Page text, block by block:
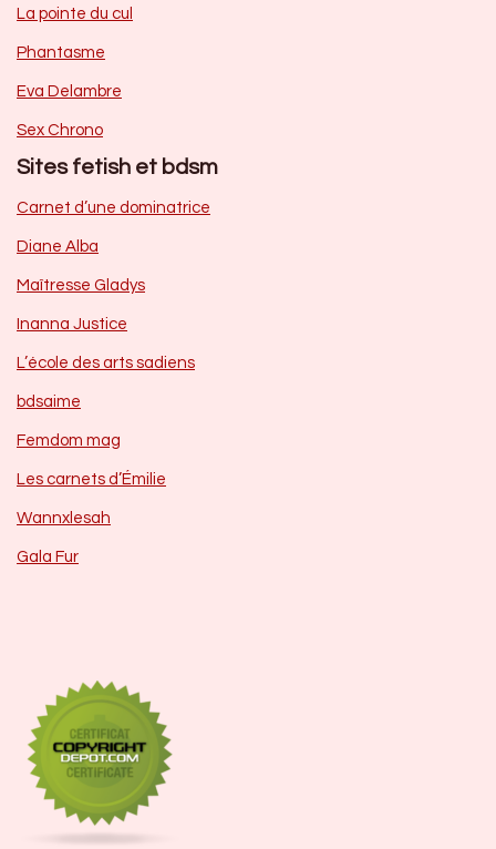
La pointe du cul
Phantasme
Eva Delambre
Sex Chrono
Sites fetish et bdsm
Carnet d’une dominatrice
Diane Alba
Maîtresse Gladys
Inanna Justice
L’école des arts sadiens
bdsaime
Femdom mag
Les carnets d’Émilie
Wannxlesah
Gala Fur